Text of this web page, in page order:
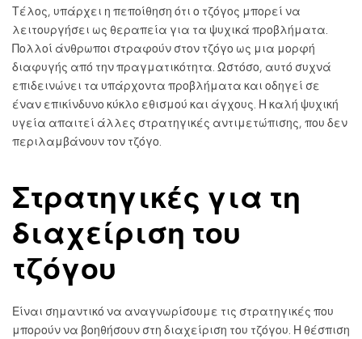
Τέλος, υπάρχει η πεποίθηση ότι ο τζόγος μπορεί να
λειτουργήσει ως θεραπεία για τα ψυχικά προβλήματα.
Πολλοί άνθρωποι στραφούν στον τζόγο ως μια μορφή
διαφυγής από την πραγματικότητα. Ωστόσο, αυτό συχνά
επιδεινώνει τα υπάρχοντα προβλήματα και οδηγεί σε
έναν επικίνδυνο κύκλο εθισμού και άγχους. Η καλή ψυχική
υγεία απαιτεί άλλες στρατηγικές αντιμετώπισης, που δεν
περιλαμβάνουν τον τζόγο.
Στρατηγικές για τη
διαχείριση του
τζόγου
Είναι σημαντικό να αναγνωρίσουμε τις στρατηγικές που
μπορούν να βοηθήσουν στη διαχείριση του τζόγου. Η θέσπιση